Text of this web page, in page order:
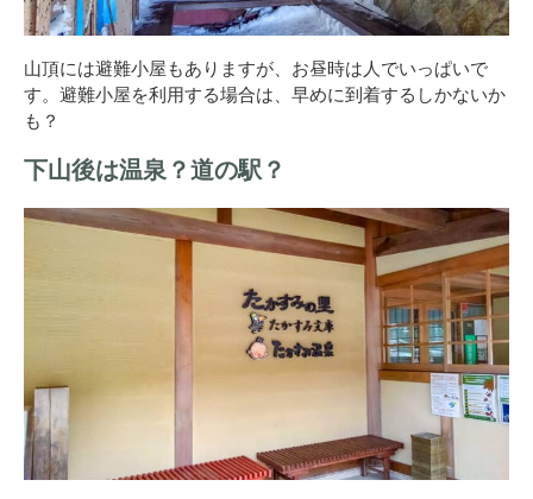
山頂には避難小屋もありますが、お昼時は人でいっぱいで
す。避難小屋を利用する場合は、早めに到着するしかないか
も？
下山後は温泉？道の駅？